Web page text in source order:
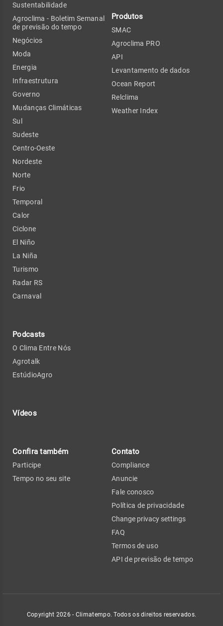
Sustentabilidade
Agroclima - Boletim Semanal
de previsão do tempo
Negócios
Moda
Energia
Infraestrutura
Governo
Mudanças Climáticas
Sul
Sudeste
Centro-Oeste
Nordeste
Norte
Frio
Temporal
Calor
Ciclone
El Niño
La Niña
Turismo
Radar RS
Carnaval
Podcasts
O Clima Entre Nós
Agrotalk
EstúdioAgro
Vídeos
Produtos
SMAC
Agroclima PRO
API
Levantamento de dados
Ocean Report
Relclima
Weather Index
Confira também
Participe
Tempo no seu site
Contato
Compliance
Anuncie
Fale conosco
Política de privacidade
Change privacy settings
FAQ
Termos de uso
API de previsão de tempo
Copyright 2026 - Climatempo. Todos os direitos reservados.